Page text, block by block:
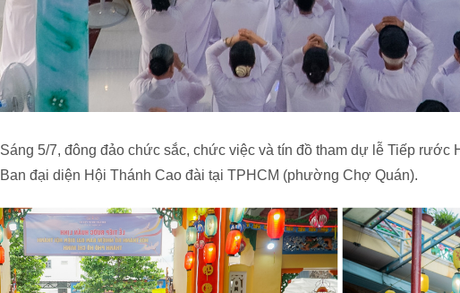
Sáng 5/7, đông đảo chức sắc, chức việc và tín đồ tham dự lễ Tiếp rước
Ban đại diện Hội Thánh Cao đài tại TPHCM (phường Chợ Quán).